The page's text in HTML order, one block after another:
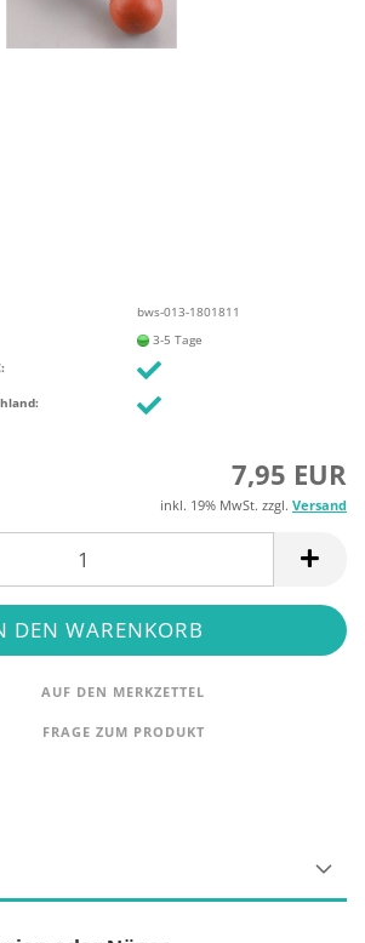
bws-013-1801811
3-5 Tage
7,95 EUR
inkl. 19% MwSt. zzgl. Versand
AUF DEN MERKZETTEL
FRAGE ZUM PRODUKT